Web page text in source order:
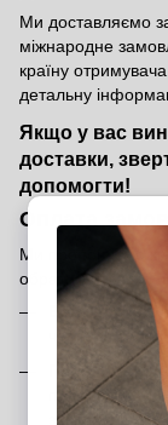
Ми доставляємо
міжнародне
країну
детальну
Якщо у вас
доставки,
допомогти!
Оплата
Ми пропонуємо
обрати той, який
Банківською
через
Післяоплата
передоплати
замовлення)